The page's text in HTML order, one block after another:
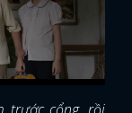
trước cổng, rồi